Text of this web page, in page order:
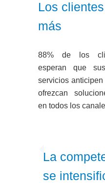
Los
más
88% de los
esperan que
servicios
ofrezcan
en todos los
La
se